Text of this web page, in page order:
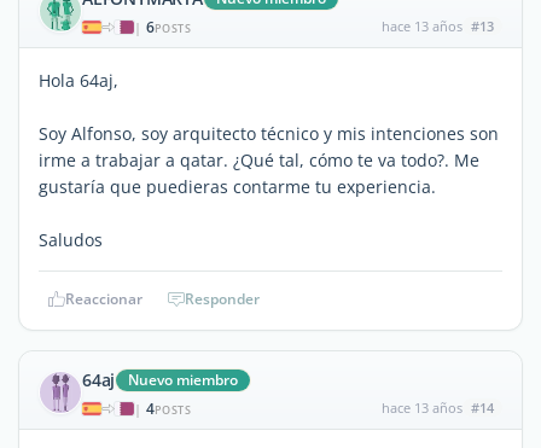
| 6POSTS hace 13 años #13
Hola 64aj,
Soy Alfonso, soy arquitecto técnico y mis intenciones son
irme a trabajar a qatar. ¿Qué tal, cómo te va todo?. Me
gustaría que puedieras contarme tu experiencia.
Saludos
Reaccionar Responder
64aj Nuevo miembro
| 4POSTS hace 13 años #14